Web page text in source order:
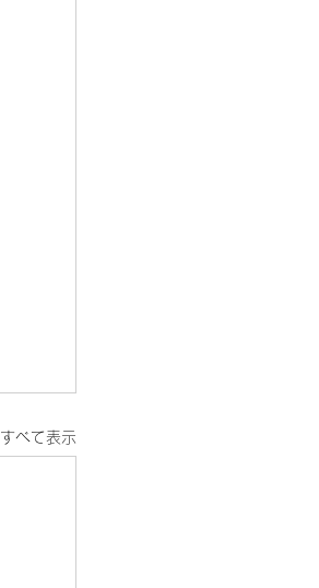
すべて表示